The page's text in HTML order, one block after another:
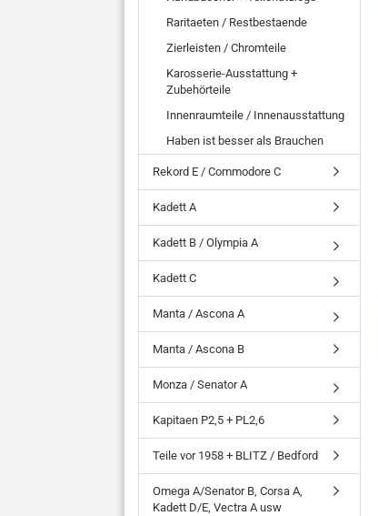
Raritaeten / Restbestaende
Zierleisten / Chromteile
Karosserie-Ausstattung +
Zubehörteile
Innenraumteile / Innenausstattung
Haben ist besser als Brauchen
Rekord E / Commodore C
Kadett A
Kadett B / Olympia A
Kadett C
Manta / Ascona A
Manta / Ascona B
Monza / Senator A
Kapitaen P2,5 + PL2,6
Teile vor 1958 + BLITZ / Bedford
Omega A/Senator B, Corsa A,
Kadett D/E, Vectra A usw